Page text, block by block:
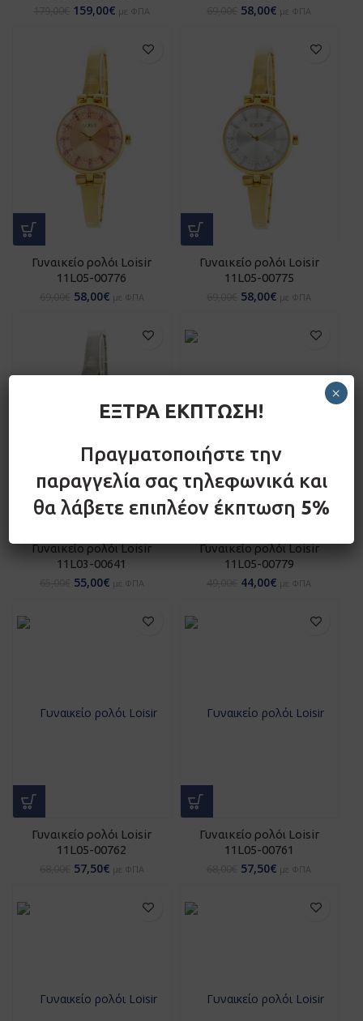
159,00€ με ΦΠΑ 58,00€ με ΦΠΑ
Γυναικείο ρολόι Loisir
11L05-00776
58,00€ με ΦΠΑ
Γυναικείο ρολόι Loisir
11L05-00775
58,00€ με ΦΠΑ
Γυναικείο ρολόι Loisir
11L03-00641
55,00€ με ΦΠΑ
Γυναικείο ρολόι Loisir
11L05-00779
44,00€ με ΦΠΑ
Γυναικείο ρολόι Loisir
11L05-00762
57,50€ με ΦΠΑ
Γυναικείο ρολόι Loisir
11L05-00761
57,50€ με ΦΠΑ
ΕΞΤΡΑ ΕΚΠΤΩΣΗ!
Πραγματοποιήστε την
παραγγελία σας τηλεφωνικά και
θα λάβετε επιπλέον έκπτωση 5%
×